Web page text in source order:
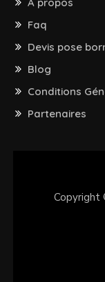
Faq
Devis pose
Blog
Conditions
Partenaires
Copyright